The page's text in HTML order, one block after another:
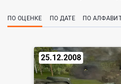
ПО ОЦЕНКЕ ПО ДАТЕ ПО
25.12.2008